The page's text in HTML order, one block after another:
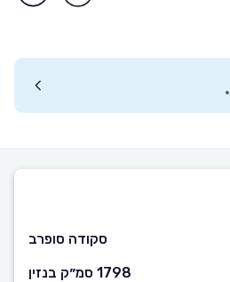
*
סקודה סופרב
1798 סמ״ק בנזין